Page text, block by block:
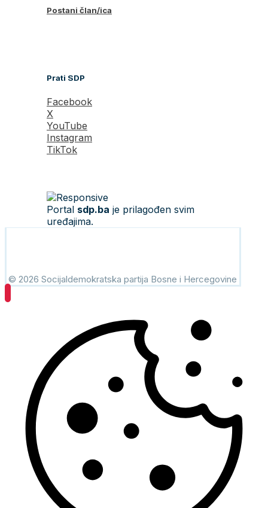
Postani član/ica
Prati SDP
Facebook
X
YouTube
Instagram
TikTok
Portal sdp.ba je prilagođen svim
uređajima.
© 2026 Socijaldemokratska partija Bosne i Hercegovine